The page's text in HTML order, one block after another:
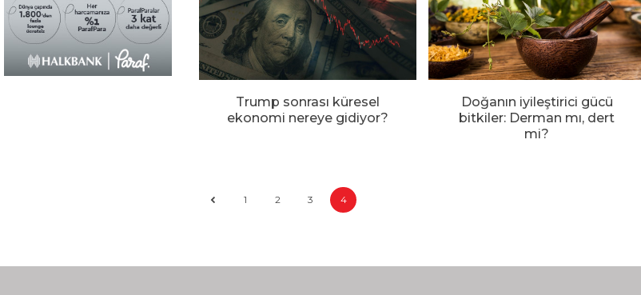
Trump sonrası küresel
ekonomi nereye gidiyor?
Doğanın iyileştirici gücü
bitkiler: Derman mı, dert
mi?
1 2 3 4